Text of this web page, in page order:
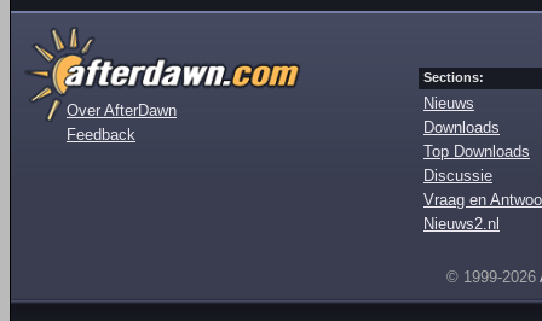
Over AfterDawn
Feedback
Sections:
Nieuws
Downloads
Top Downloads
Discussie
Vraag en
Nieuws2.nl
© 1999-2026